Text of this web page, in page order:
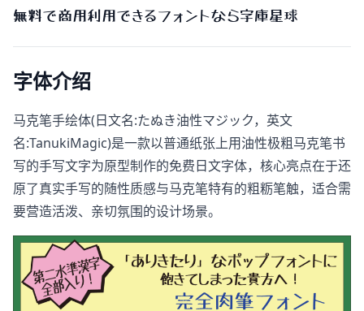
無料で商用利用できるフォントなら字庫星球
字体介绍
马克笔手绘体(日文名:たぬき油性マジック，英文
名:TanukiMagic)是一款以普通纸张上用油性极粗马克笔书
写的手写文字为原型制作的免费日文字体，核心亮点在于还
原了真实手写的随性质感与马克笔特有的粗粝笔触，适合需
要营造活泼、亲切氛围的设计场景。